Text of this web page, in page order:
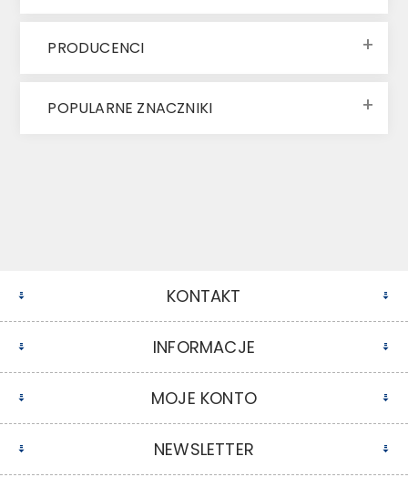
PRODUCENCI
POPULARNE ZNACZNIKI
KONTAKT
INFORMACJE
MOJE KONTO
NEWSLETTER